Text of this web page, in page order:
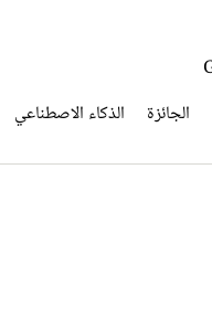
الجائزة الذكاء الاصطناعي